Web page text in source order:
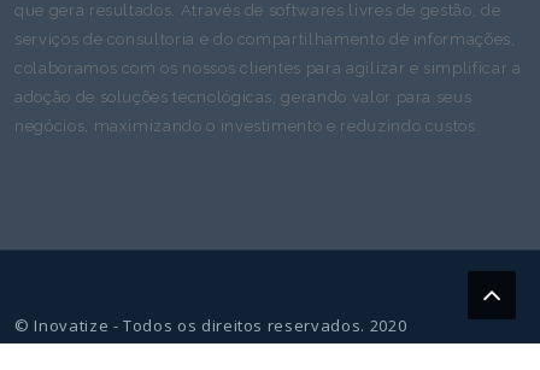
que gera resultados. Através de softwares livres de gestão, de
serviços de consultoria e do compartilhamento de informações,
colaboramos com os nossos clientes para agilizar e simplificar a
adoção de soluções tecnológicas, gerando valor para seus
negócios, maximizando o investimento e reduzindo custos.
© Inovatize - Todos os direitos reservados. 2020